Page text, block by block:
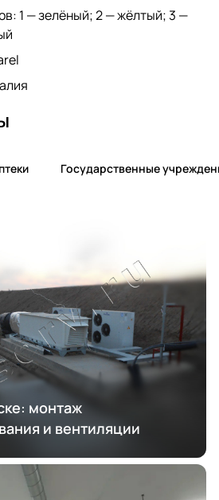
1 — зелёный; 2 — жёлтый; 3 —
Государственные
монтаж
и вентиляции